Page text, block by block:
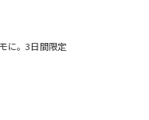
に。3日間限定